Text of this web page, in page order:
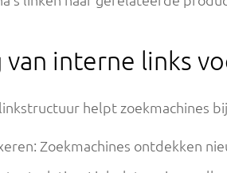
interne links
helpt zoekmachines
Zoekmachines ontdekken